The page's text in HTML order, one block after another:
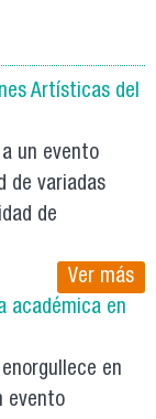
Artísticas del
un evento
de variadas
de
Ver más
académica en
en
evento